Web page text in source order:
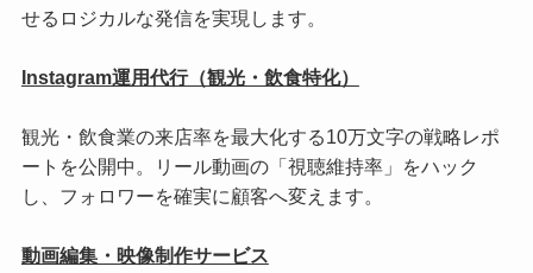
せるロジカルな発信を実現します。
Instagram運用代行（観光・飲食特化）
観光・飲食業の来店率を最大化する10万文字の戦略レポ
ートを公開中。リール動画の「視聴維持率」をハック
し、フォロワーを確実に顧客へ変えます。
動画編集・映像制作サービス